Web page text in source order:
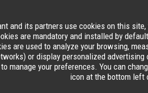
and its partners use cookies on this
are mandatory and installed by
are used to analyze your browsing,
or display personalized
manage your preferences. You can
icon at the bottom left
qualité dans les assiettes ! Merci au Patron pour